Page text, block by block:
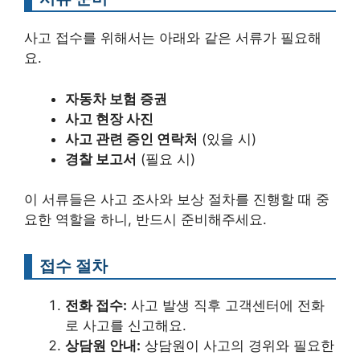
사고 접수를 위해서는 아래와 같은 서류가 필요해
요.
자동차 보험 증권
사고 현장 사진
사고 관련 증인 연락처 (있을 시)
경찰 보고서 (필요 시)
이 서류들은 사고 조사와 보상 절차를 진행할 때 중
요한 역할을 하니, 반드시 준비해주세요.
접수 절차
전화 접수: 사고 발생 직후 고객센터에 전화
로 사고를 신고해요.
상담원 안내: 상담원이 사고의 경위와 필요한